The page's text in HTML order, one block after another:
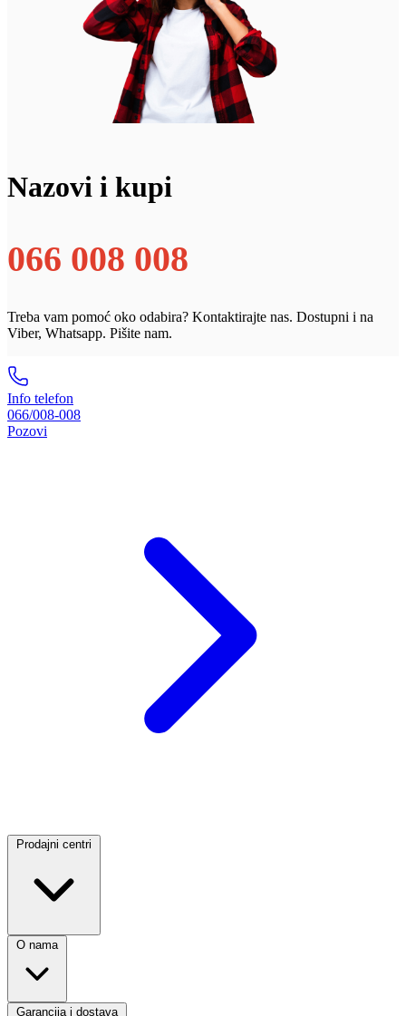
Nazovi i kupi
066 008 008
Treba vam pomoć oko odabira? Kontaktirajte nas. Dostupni i na
Viber, Whatsapp. Pišite nam.
Info telefon
066/008-008
Pozovi
Prodajni centri
O nama
Garancija i dostava